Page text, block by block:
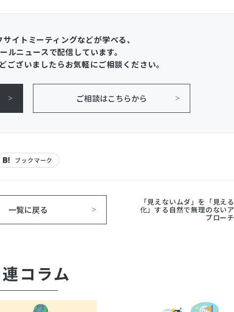
イトミーティングなどが学べる、
ルニュースで配信しています。
ございましたらお気軽にご相談ください。
ご相談はこちらから
ブックマーク
一覧に戻る
「見えないムダ」を「見える
化」する自然で無理のないア
プローチ
コラム